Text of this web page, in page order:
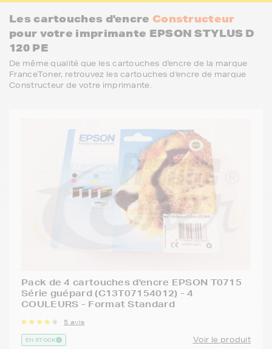
Les cartouches d'encre Constructeur
pour votre imprimante EPSON STYLUS D
120 PE
De même qualité que les cartouches d'encre de la marque
FranceToner, retrouvez les cartouches d'encre de marque
Constructeur de votre imprimante.
Pack de 4 cartouches d'encre EPSON T0715
Série guépard (C13T07154012) - 4
COULEURS - Format Standard
5 avis
EN STOCK Voir le produit